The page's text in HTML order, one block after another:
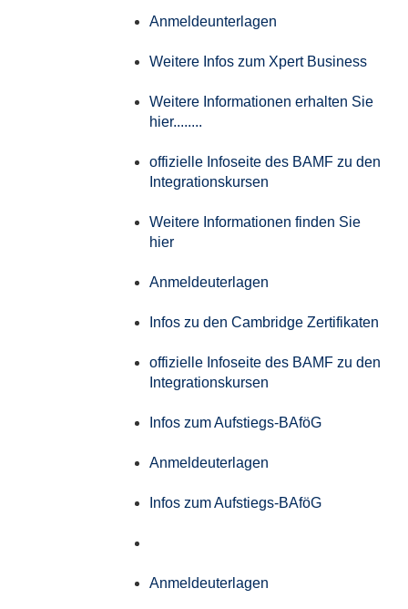
Anmeldeunterlagen
Weitere Infos zum Xpert Business
Weitere Informationen erhalten Sie
hier........
offizielle Infoseite des BAMF zu den
Integrationskursen
Weitere Informationen finden Sie
hier
Anmeldeuterlagen
Infos zu den Cambridge Zertifikaten
offizielle Infoseite des BAMF zu den
Integrationskursen
Infos zum Aufstiegs-BAföG
Anmeldeuterlagen
Infos zum Aufstiegs-BAföG
Anmeldeuterlagen